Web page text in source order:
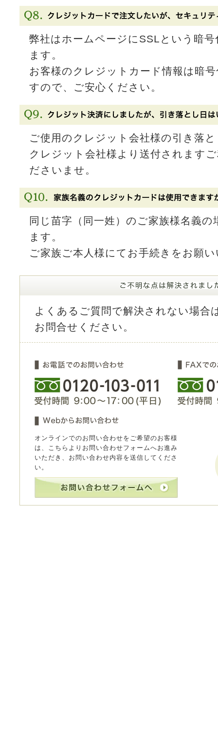
弊社はホームページにSSLという暗
ます。
お客様のクレジットカード情報は暗
すので、ご安心ください。
ご使用のクレジット会社様の引き落
クレジット会社様より送付されます
ださいませ。
同じ苗字（同一姓）のご家族様名義
ます。
ご家族ご本人様にてお手続きをお願
よくあるご質問で解決されない場合
お問合せください。
オンラインでのお問い合わせをご希望のお客様
は、こちらよりお問い合わせフォームへお進み
いただき、お問い合わせ内容を送信してくださ
い。